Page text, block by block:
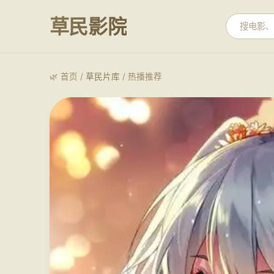
草民影院
🌿 首页 / 草民片库 / 热播推荐